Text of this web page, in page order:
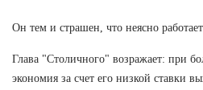
Он тем и страшен, что неясно
Глава "Столичного" возражает: при
экономия за счет его низкой ставки